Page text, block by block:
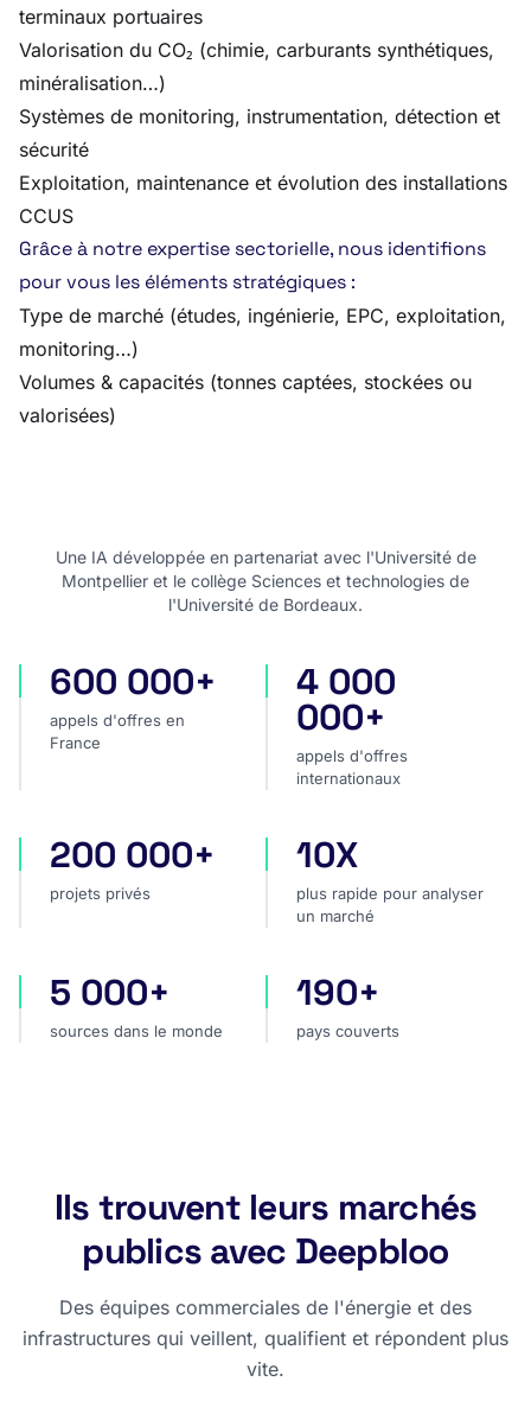
terminaux portuaires
Valorisation du CO₂ (chimie, carburants synthétiques,
minéralisation…)
Systèmes de monitoring, instrumentation, détection et
sécurité
Exploitation, maintenance et évolution des installations
CCUS
Grâce à notre expertise sectorielle, nous identifions
pour vous les éléments stratégiques :
Type de marché (études, ingénierie, EPC, exploitation,
monitoring…)
Volumes & capacités (tonnes captées, stockées ou
valorisées)
Une IA développée en partenariat avec l'Université de
Montpellier et le collège Sciences et technologies de
l'Université de Bordeaux.
appels d'offres en France
600 000+
appels d'offres en
France
appels d'offres
4 000
000+
appels d'offres
internationaux
projets privés
200 000+
projets privés
plus rapide pour analyser
10X
plus rapide pour analyser
un marché
sources dans le monde
5 000+
sources dans le monde
pays couverts
190+
pays couverts
Ils trouvent leurs marchés
publics avec Deepbloo
Des équipes commerciales de l'énergie et des
infrastructures qui veillent, qualifient et répondent plus
vite.